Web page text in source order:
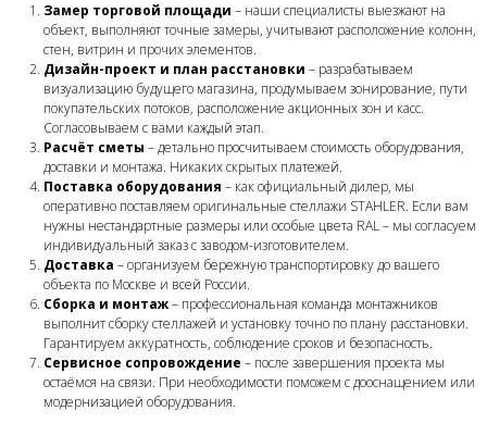
Замер торговой площади – наши специалисты выезжают на
объект, выполняют точные замеры, учитывают расположение колонн,
стен, витрин и прочих элементов.
Дизайн-проект и план расстановки – разрабатываем
визуализацию будущего магазина, продумываем зонирование, пути
покупательских потоков, расположение акционных зон и касс.
Согласовываем с вами каждый этап.
Расчёт сметы – детально просчитываем стоимость оборудования,
доставки и монтажа. Никаких скрытых платежей.
Поставка оборудования – как официальный дилер, мы
оперативно поставляем оригинальные стеллажи STAHLER. Если вам
нужны нестандартные размеры или особые цвета RAL – мы согласуем
индивидуальный заказ с заводом-изготовителем.
Доставка – организуем бережную транспортировку до вашего
объекта по Москве и всей России.
Сборка и монтаж– профессиональная команда монтажников
выполнит сборку стеллажей и установку точно по плану расстановки.
Гарантируем аккуратность, соблюдение сроков и безопасность.
Сервисное сопровождение – после завершения проекта мы
остаёмся на связи. При необходимости поможем с дооснащением или
модернизацией оборудования.